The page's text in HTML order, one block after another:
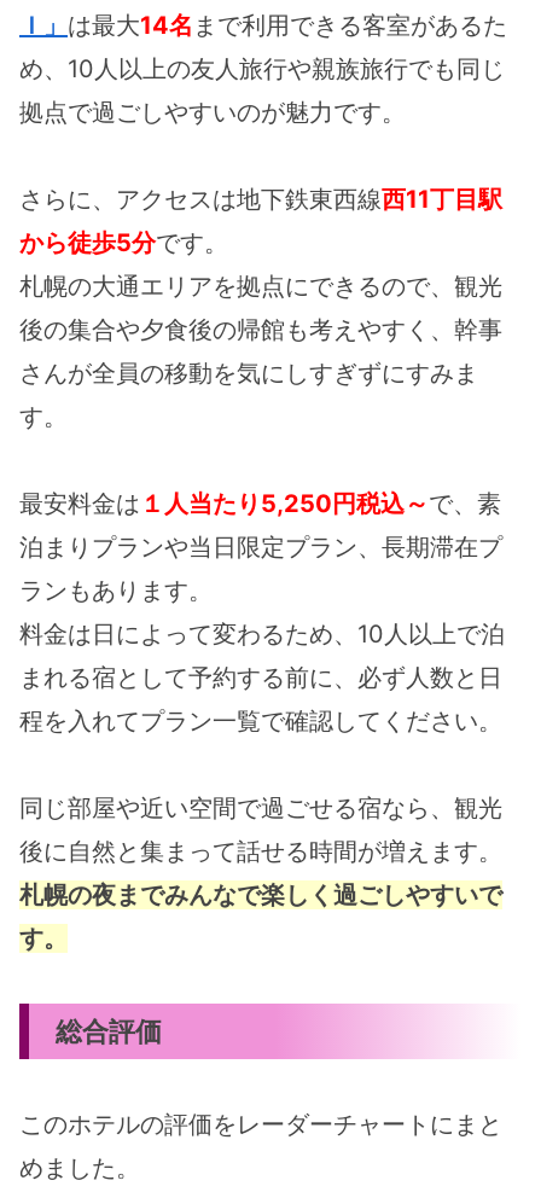
Ｉ」 は最大14名 まで利用できる客室があるた
め、10人以上の友人旅行や親族旅行でも同じ
拠点で過ごしやすいのが魅力です。
さらに、アクセスは地下鉄東西線西11丁目駅
から徒歩5分です。
札幌の大通エリアを拠点にできるので、観光
後の集合や夕食後の帰館も考えやすく、幹事
さんが全員の移動を気にしすぎずにすみま
す。
最安料金は １人当たり5,250円税込～で、素
泊まりプランや当日限定プラン、長期滞在プ
ランもあります。
料金は日によって変わるため、10人以上で泊
まれる宿として予約する前に、必ず人数と日
程を入れてプラン一覧で確認してください。
同じ部屋や近い空間で過ごせる宿なら、観光
後に自然と集まって話せる時間が増えます。
札幌の夜までみんなで楽しく過ごしやすいで
す。
総合評価
このホテルの評価をレーダーチャートにまと
めました。